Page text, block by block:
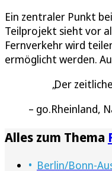
Ein zentraler Punkt
Teilprojekt sieht vor
Fernverkehr wird
ermöglicht werden.
Der
go.Rheinland,
Alles zum Thema
Berlin/Bonn-